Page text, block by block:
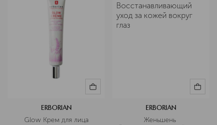
ERBORIAN
Glow Крем для лица
ERBORIAN
Женьшень